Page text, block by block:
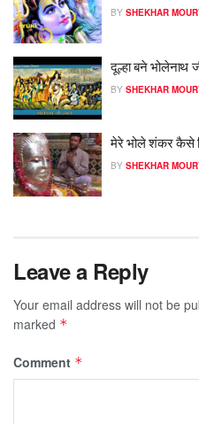
BY SHEKHAR
दूल्हा बने भोलेनाथ
BY SHEKHAR
मेरे भोले शंकर कैसे
BY SHEKHAR
Leave a Reply
Your email address will not be
marked *
Comment *